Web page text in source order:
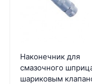
Наконечник для
смазочного
шариковым